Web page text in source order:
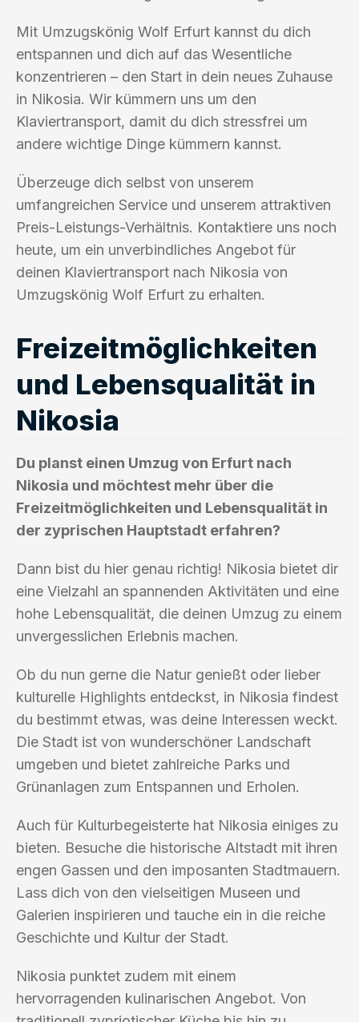
Mit Umzugskönig Wolf Erfurt kannst du dich
entspannen und dich auf das Wesentliche
konzentrieren – den Start in dein neues Zuhause
in Nikosia. Wir kümmern uns um den
Klaviertransport, damit du dich stressfrei um
andere wichtige Dinge kümmern kannst.
Überzeuge dich selbst von unserem
umfangreichen Service und unserem attraktiven
Preis-Leistungs-Verhältnis. Kontaktiere uns noch
heute, um ein unverbindliches Angebot für
deinen Klaviertransport nach Nikosia von
Umzugskönig Wolf Erfurt zu erhalten.
Freizeitmöglichkeiten
und Lebensqualität in
Nikosia
Du planst einen Umzug von Erfurt nach
Nikosia und möchtest mehr über die
Freizeitmöglichkeiten und Lebensqualität in
der zyprischen Hauptstadt erfahren?
Dann bist du hier genau richtig! Nikosia bietet dir
eine Vielzahl an spannenden Aktivitäten und eine
hohe Lebensqualität, die deinen Umzug zu einem
unvergesslichen Erlebnis machen.
Ob du nun gerne die Natur genießt oder lieber
kulturelle Highlights entdeckst, in Nikosia findest
du bestimmt etwas, was deine Interessen weckt.
Die Stadt ist von wunderschöner Landschaft
umgeben und bietet zahlreiche Parks und
Grünanlagen zum Entspannen und Erholen.
Auch für Kulturbegeisterte hat Nikosia einiges zu
bieten. Besuche die historische Altstadt mit ihren
engen Gassen und den imposanten Stadtmauern.
Lass dich von den vielseitigen Museen und
Galerien inspirieren und tauche ein in die reiche
Geschichte und Kultur der Stadt.
Nikosia punktet zudem mit einem
hervorragenden kulinarischen Angebot. Von